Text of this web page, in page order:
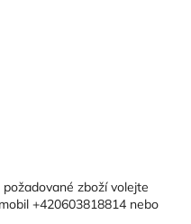
zboží volejte
+420603818814 nebo